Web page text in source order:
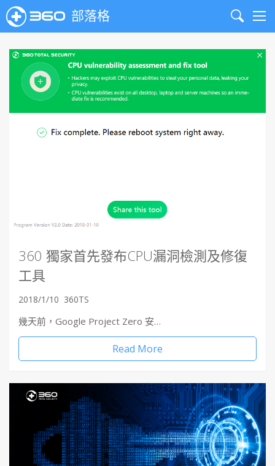
部落格
Search
360 獨家首先發布CPU漏洞檢測及修復
工具
2018/1/10 360TS
幾天前，Google Project Zero 安…
Read More